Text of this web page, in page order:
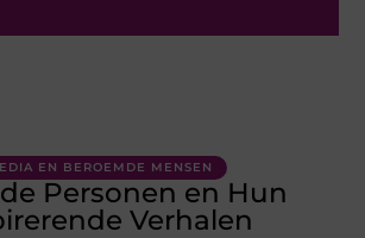
EN BEROEMDE MENSEN
Personen en Hun
Verhalen